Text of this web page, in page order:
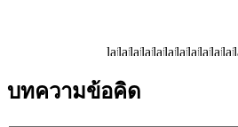
บทความข้อคิด